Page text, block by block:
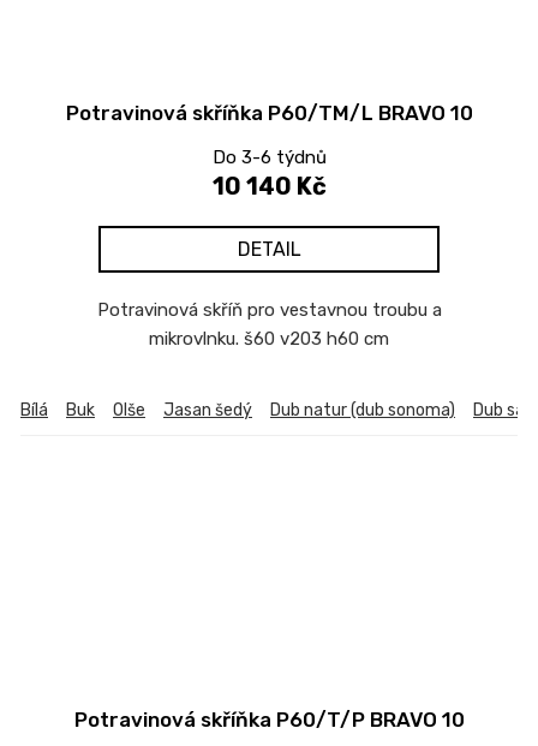
Potravinová skříňka P60/TM/L BRAVO 10
Do 3-6 týdnů
10 140 Kč
DETAIL
Potravinová skříň pro vestavnou troubu a
mikrovlnku. š60 v203 h60 cm
Bílá Buk Olše Jasan šedý Dub natur (dub sonoma) Dub
Potravinová skříňka P60/T/P BRAVO 10